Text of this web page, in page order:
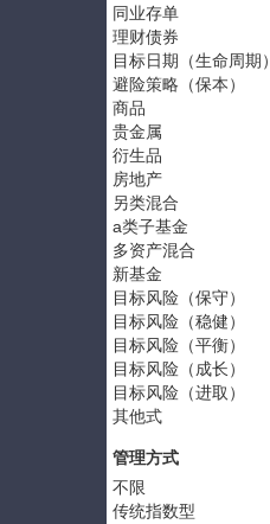
同业存单
理财债券
目标日期（生命周期）
避险策略（保本）
商品
贵金属
衍生品
房地产
另类混合
a类子基金
多资产混合
新基金
目标风险（保守）
目标风险（稳健）
目标风险（平衡）
目标风险（成长）
目标风险（进取）
其他式
管理方式
不限
传统指数型